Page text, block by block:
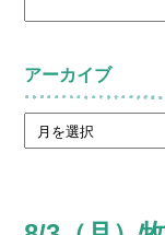
アーカイブ